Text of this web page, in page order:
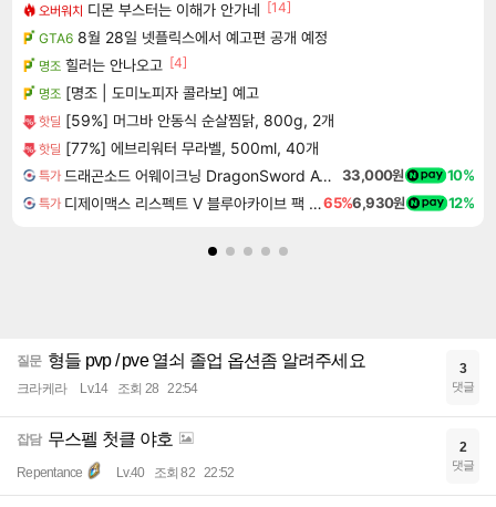
오버워치 디몬 부스터는 이해가 안가네 [14]
GTA6 8월 28일 넷플릭스에서 예고편 공개 예정
명조 힐러는 안나오고 [4]
명조 [명조 | 도미노피자 콜라보] 예고
핫딜 [59%] 머그바 안동식 순살찜닭, 800g, 2개
핫딜 [77%] 에브리워터 무라벨, 500ml, 40개
특가 드래곤소드 어웨이크닝 DragonSword Awakening 33,000원 10%
특가 디제이맥스 리스펙트 V 블루아카이브 팩 DJMAX RESPECT V Blue Archive Pack DLC65%6,930원 12%
질문 형들 pvp / pve 열쇠 졸업 옵션좀 알려주세요
크라케라 Lv.14 조회 28 22:54
3
댓글
잡담 무스펠 첫클 야호
Repentance Lv.40 조회 82 22:52
2
댓글